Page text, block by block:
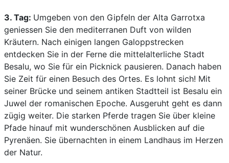
3. Tag: Umgeben von den Gipfeln der Alta Garrotxa
geniessen Sie den mediterranen Duft von wilden
Kräutern. Nach einigen langen Galoppstrecken
entdecken Sie in der Ferne die mittelalterliche Stadt
Besalu, wo Sie für ein Picknick pausieren. Danach haben
Sie Zeit für einen Besuch des Ortes. Es lohnt sich! Mit
seiner Brücke und seinem antiken Stadtteil ist Besalu ein
Juwel der romanischen Epoche. Ausgeruht geht es dann
zügig weiter. Die starken Pferde tragen Sie über kleine
Pfade hinauf mit wunderschönen Ausblicken auf die
Pyrenäen. Sie übernachten in einem Landhaus im Herzen
der Natur.